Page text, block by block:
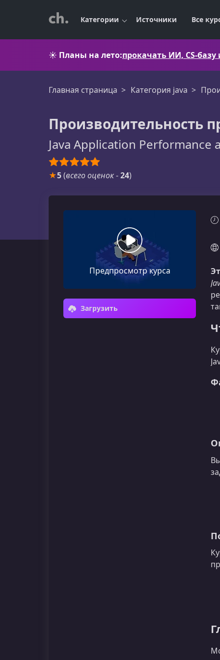
Категории Источники Все
☀️ Планы на лето:прокачать ИИ, CS-
Главная страница Категория java
Производительность
Java Application
★5(всего оценок-24)
Предпросмотр курса
Загрузить